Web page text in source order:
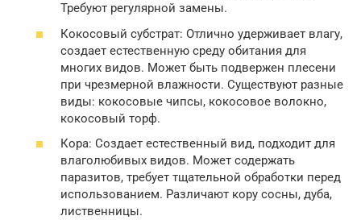
Требуют регулярной замены.
Кокосовый субстрат: Отлично удерживает влагу,
создает естественную среду обитания для
многих видов. Может быть подвержен плесени
при чрезмерной влажности. Существуют разные
виды: кокосовые чипсы, кокосовое волокно,
кокосовый торф.
Кора: Создает естественный вид, подходит для
влаголюбивых видов. Может содержать
паразитов, требует тщательной обработки перед
использованием. Различают кору сосны, дуба,
лиственницы.